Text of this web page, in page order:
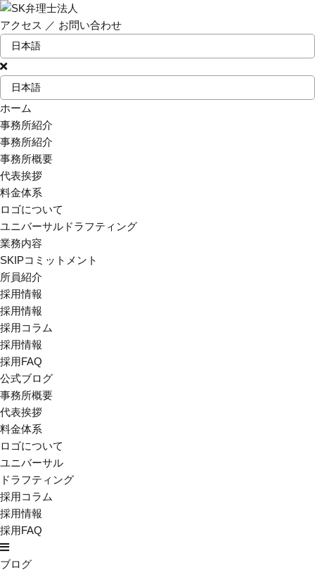
アクセス ／ お問い合わせ
ホーム
事務所紹介
事務所紹介
事務所概要
代表挨拶
料金体系
ロゴについて
ユニバーサルドラフティング
業務内容
SKIPコミットメント
所員紹介
採用情報
採用情報
採用コラム
採用情報
採用FAQ
公式ブログ
事務所概要
代表挨拶
料金体系
ロゴについて
ユニバーサル
ドラフティング
採用コラム
採用情報
採用FAQ
ブログ